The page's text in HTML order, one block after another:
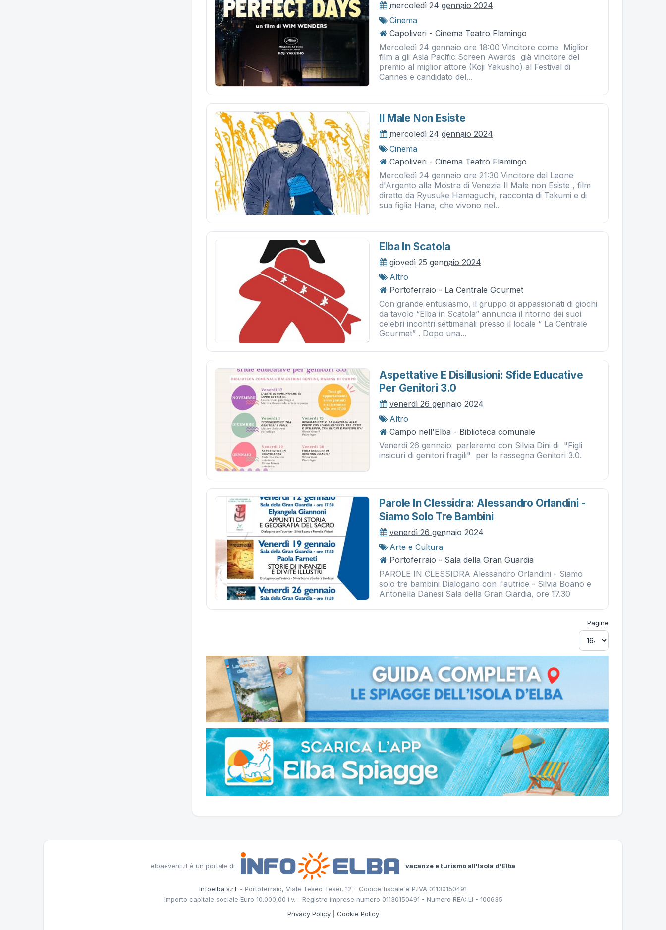
mercoledì 24 gennaio 2024
Cinema
Capoliveri - Cinema Teatro Flamingo
Mercoledì 24 gennaio ore 18:00 Vincitore come Miglior
film a gli Asia Pacific Screen Awards già vincitore del
premio al miglior attore (Koji Yakusho) al Festival di
Cannes e candidato del...
Il Male Non Esiste
mercoledì 24 gennaio 2024
Cinema
Capoliveri - Cinema Teatro Flamingo
Mercoledì 24 gennaio ore 21:30 Vincitore del Leone
d'Argento alla Mostra di Venezia Il Male non Esiste , film
diretto da Ryusuke Hamaguchi, racconta di Takumi e di
sua figlia Hana, che vivono nel...
Elba In Scatola
giovedì 25 gennaio 2024
Altro
Portoferraio - La Centrale Gourmet
Con grande entusiasmo, il gruppo di appassionati di giochi
da tavolo “Elba in Scatola” annuncia il ritorno dei suoi
celebri incontri settimanali presso il locale “ La Centrale
Gourmet” . Dopo una...
Aspettative E Disillusioni: Sfide Educative
Per Genitori 3.0
venerdì 26 gennaio 2024
Altro
Campo nell'Elba - Biblioteca comunale
Venerdi 26 gennaio parleremo con Silvia Dini di "Figli
insicuri di genitori fragili" per la rassegna Genitori 3.0.
Parole In Clessidra: Alessandro Orlandini -
Siamo Solo Tre Bambini
venerdì 26 gennaio 2024
Arte e Cultura
Portoferraio - Sala della Gran Guardia
PAROLE IN CLESSIDRA Alessandro Orlandini - Siamo
solo tre bambini Dialogano con l'autrice - Silvia Boano e
Antonella Danesi Sala della Gran Giardia, ore 17.30
Pagine
elbaeventi.it è un portale di vacanze e turismo all'Isola d'Elba
Infoelba s.r.l. - Portoferraio, Viale Teseo Tesei, 12 - Codice fiscale e P.IVA 01130150491
Importo capitale sociale Euro 10.000,00 i.v. - Registro imprese numero 01130150491 - Numero REA: LI - 100635
Privacy Policy| Cookie Policy